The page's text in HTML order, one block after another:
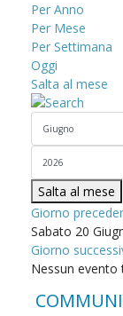
Per Anno
Per Mese
Per Settimana
Oggi
Salta al mese
Salta al mese
Giorno
Sabato 20
Giorno
Nessun evento